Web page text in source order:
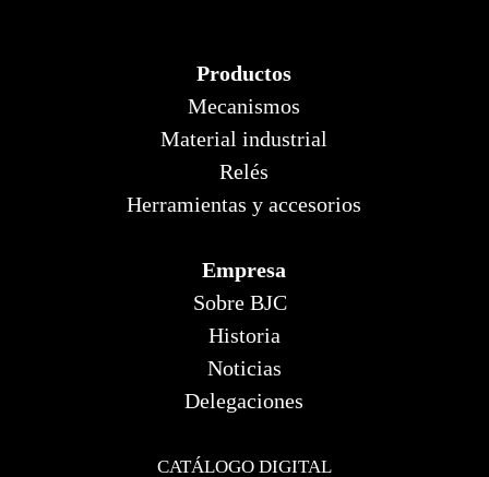
Productos
Mecanismos
Material industrial
Relés
Herramientas y accesorios
Empresa
Sobre BJC
Historia
Noticias
Delegaciones
CATÁLOGO DIGITAL